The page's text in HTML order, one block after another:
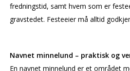
fredningstid, samt hvem som er
gravstedet. Festeeier må alltid
Navnet minnelund – praktisk og
En navnet minnelund er et området